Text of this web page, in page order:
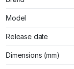
Model
Release date
Dimensions (mm)